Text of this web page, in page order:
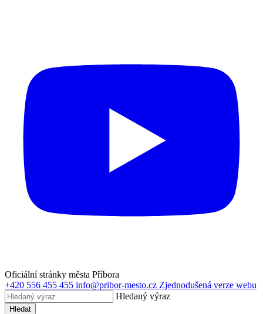
Oficiální stránky města Příbora
+420 556 455 455 info@pribor-mesto.cz Zjednodušená verze webu
Hledaný výraz
Hledat